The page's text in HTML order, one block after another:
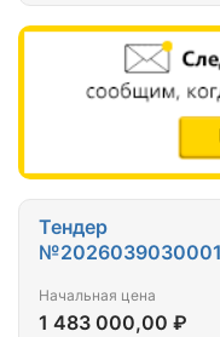
муниципальную
Тендер
Начальная цена
1 483 000,00 ₽